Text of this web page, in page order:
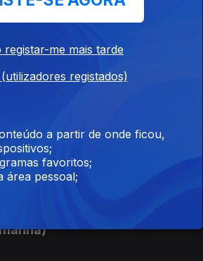
de Sáldicos, Stewart Sukuma, G2,
Caras, Slowly, Mr. Kuka, Cláudio
e Michel do Rosár
do índico: Yadah Angel, Vee
entre outros.
registar-me mais tarde
registados)
a partir de onde ficou,
favoritos;
área pessoal;